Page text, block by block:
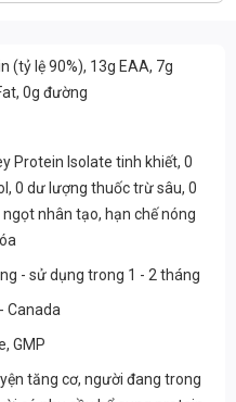
(tỷ lệ 90%), 13g EAA, 7g
0g đường
Protein Isolate tinh khiết, 0
0 dư lượng thuốc trừ sâu, 0
nhân tạo, hạn chếnóng
- sử dụng trong 1 - 2 tháng
Canada
GMP
tăng cơ, người đang trong